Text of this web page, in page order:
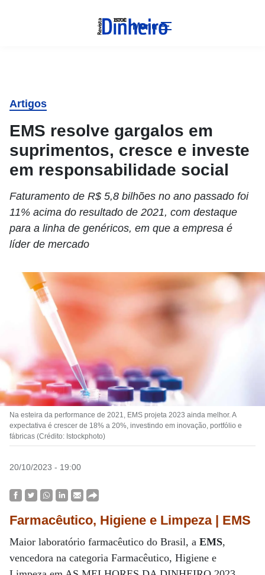
Menu
Artigos
EMS resolve gargalos em
suprimentos, cresce e investe
em responsabilidade social
Faturamento de R$ 5,8 bilhões no ano passado foi
11% acima do resultado de 2021, com destaque
para a linha de genéricos, em que a empresa é
líder de mercado
Na esteira da performance de 2021, EMS projeta 2023 ainda melhor. A
expectativa é crescer de 18% a 20%, investindo em inovação, portfólio e
fábricas (Crédito: Istockphoto)
20/10/2023 - 19:00
Farmacêutico, Higiene e Limpeza | EMS
Maior laboratório farmacêutico do Brasil, a EMS,
vencedora na categoria Farmacêutico, Higiene e